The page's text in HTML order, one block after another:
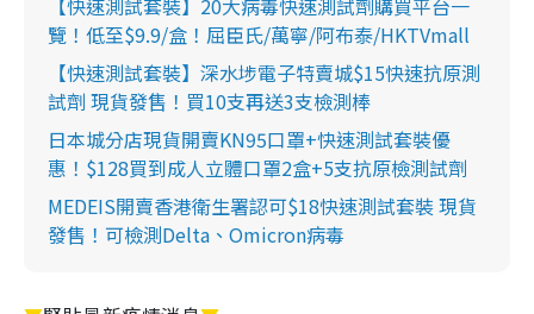
【快速測試套裝】20大病毒快速測試劑購買平台一
覽！低至$9.9/盒！屈臣氏/萬寧/阿布泰/HKTVmall
【快速測試套裝】深水埗電子特賣城$15快速抗原測
試劑 現貨發售！買10支再送3支檢測棒
日本城分店現貨開賣KN95口罩+快速測試套裝優
惠！$128買到成人立體口罩2盒+5支抗原檢測試劑
MEDEIS開賣香港衛生署認可$18快速測試套裝 現貨
發售！可檢測Delta、Omicron病毒